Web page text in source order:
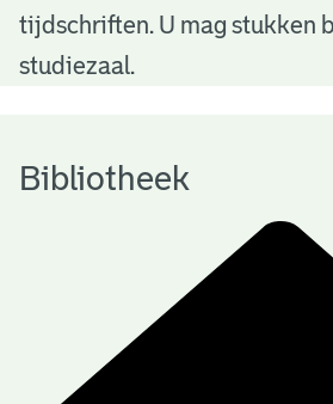
o
h
tijdschriften. U mag stukken
studiezaal.
Bibliotheek